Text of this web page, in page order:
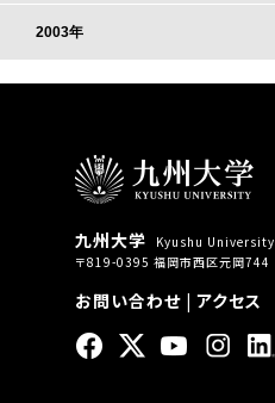
2003年
九州大学
Kyushu University
〒819-0395 福岡市西区元岡744
お問い合わせ |アクセス